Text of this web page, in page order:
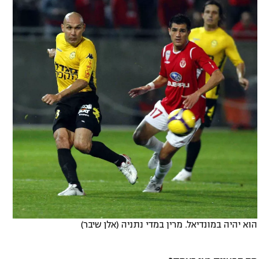
הוא יהיה במונדיאל. מרין במדי נתניה (אלן שיבר)